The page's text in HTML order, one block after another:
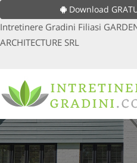
Download
Intretinere Gradini Filiasi
ARCHITECTURE SRL